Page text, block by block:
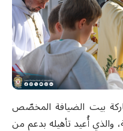
بيت الضيافة المخصّص
والذي أُعيد تأهيله بدعم من